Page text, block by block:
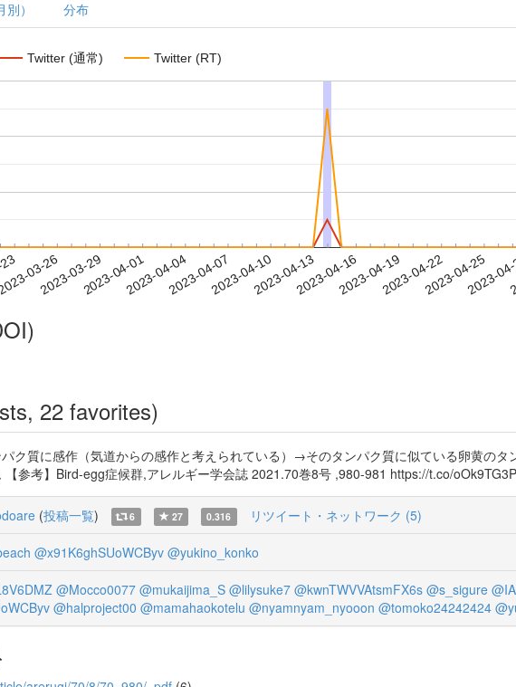
） 分布
Twitter (通常) Twitter (RT)
03-26
2023-03-292023-04-012023-04-042023-04-072023-04-102023-04-132023-04-162023-04-192023-04-222023-04-25
2023-
22 favorites)
ク質に感作（気道からの感作と考えられている）→そのタンパク質に似ている卵黄の
参考】Bird-egg症候群,アレルギー学会誌 2021.70巻8号 ,980-981 https://t.co/
(投稿一覧) 6 27 0.316 リツイート・ネットワーク (5)
@x91K6ghSUoWCByv @yukino_konko
@Mocco0077 @mukaijima_S @lilysuke7 @kwnTWVVAtsmFX6s @s_sigure
@halproject00 @mamahaokotelu @nyamnyam_nyooon @tomoko24242424